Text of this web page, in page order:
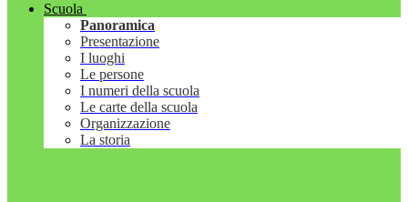
Scuola
Panoramica
Presentazione
I luoghi
Le persone
I numeri della scuola
Le carte della scuola
Organizzazione
La storia